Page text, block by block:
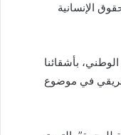
الإنسانية
بأشقائنا
في موضوع